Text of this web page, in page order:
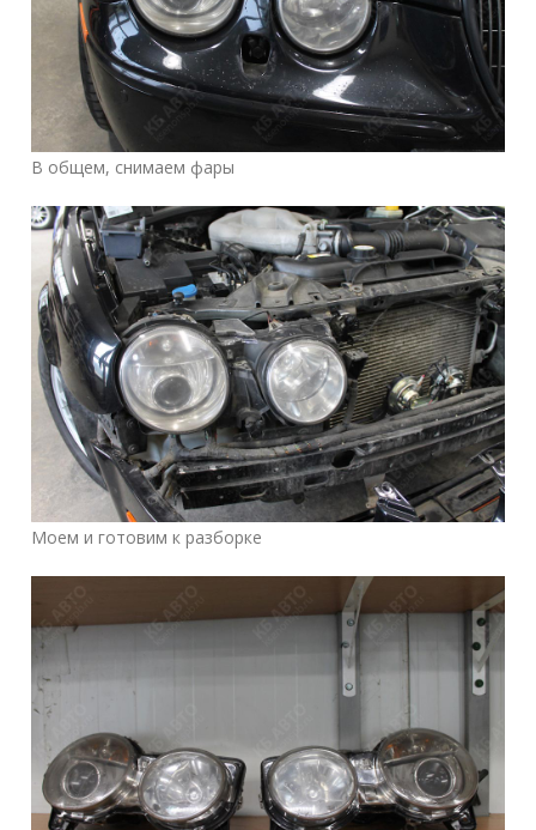
В общем, снимаем фары
Моем и готовим к разборке